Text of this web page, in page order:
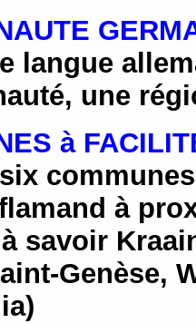
langue
une
à
à
savoir
Genèse,